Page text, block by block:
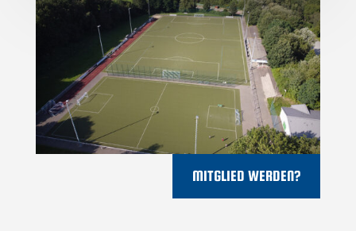
MITGLIED WERDEN?